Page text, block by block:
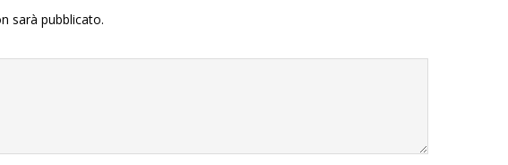
sarà pubblicato.